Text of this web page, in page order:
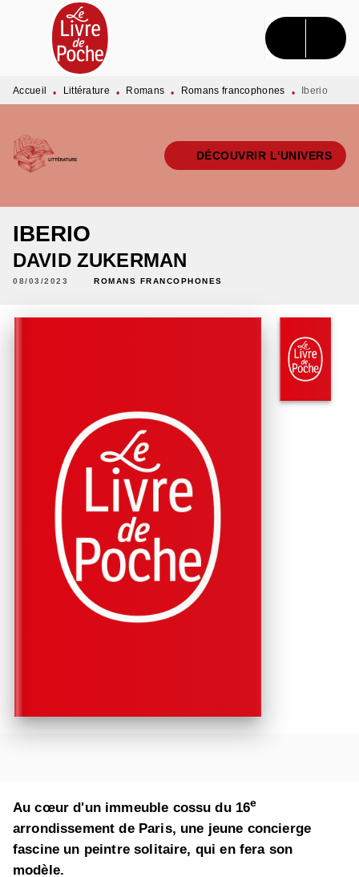
MENU RECHERCHE CONTENU
PIED DE PAGE
Accueil • Littérature • Romans • Romans francophones • Iberio
DÉCOUVRIR L'UNIVERS
IBERIO
DAVID ZUKERMAN
08/03/2023 ROMANS FRANCOPHONES
Au cœur d'un immeuble cossu du 16e
arrondissement de Paris, une jeune concierge
fascine un peintre solitaire, qui en fera son
modèle.